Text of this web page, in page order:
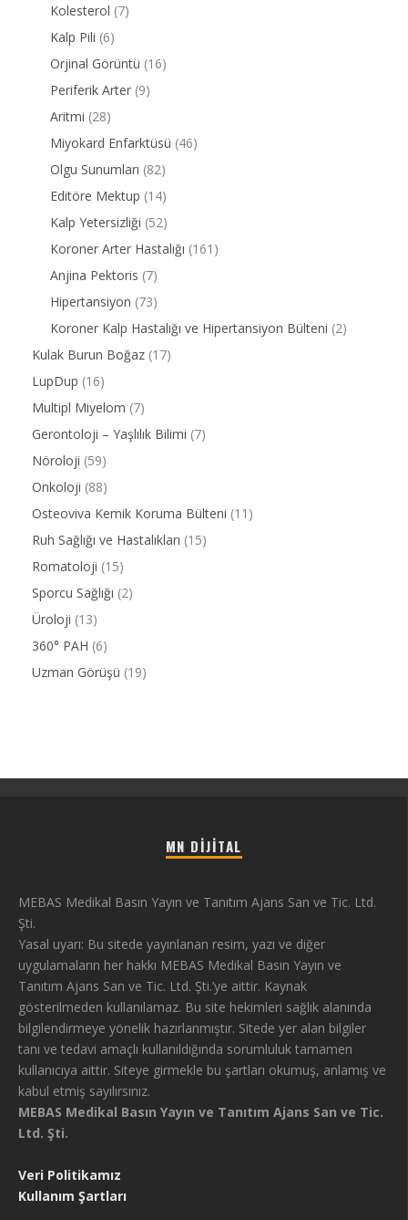
Kolesterol (7)
Kalp Pili (6)
Orjinal Görüntü (16)
Periferik Arter (9)
Aritmi (28)
Miyokard Enfarktüsü (46)
Olgu Sunumları (82)
Editöre Mektup (14)
Kalp Yetersizliği (52)
Koroner Arter Hastalığı (161)
Anjina Pektoris (7)
Hipertansiyon (73)
Koroner Kalp Hastalığı ve Hipertansiyon Bülteni (2)
Kulak Burun Boğaz (17)
LupDup (16)
Multipl Miyelom (7)
Gerontoloji – Yaşlılık Bilimi (7)
Nöroloji (59)
Onkoloji (88)
Osteoviva Kemik Koruma Bülteni (11)
Ruh Sağlığı ve Hastalıkları (15)
Romatoloji (15)
Sporcu Sağlığı (2)
Üroloji (13)
360° PAH (6)
Uzman Görüşü (19)
MN DIJITAL
MEBAS Medikal Basın Yayın ve Tanıtım Ajans San ve Tic. Ltd.
Şti.
Yasal uyarı: Bu sitede yayınlanan resim, yazı ve diğer
uygulamaların her hakkı MEBAS Medikal Basın Yayın ve
Tanıtım Ajans San ve Tic. Ltd. Şti.’ye aittir. Kaynak
gösterilmeden kullanılamaz. Bu site hekimleri sağlık alanında
bilgilendirmeye yönelik hazırlanmıştır. Sitede yer alan bilgiler
tanı ve tedavi amaçlı kullanıldığında sorumluluk tamamen
kullanıcıya aittir. Siteye girmekle bu şartları okumuş, anlamış ve
kabul etmiş sayılırsınız.
MEBAS Medikal Basın Yayın ve Tanıtım Ajans San ve Tic.
Ltd. Şti.
Veri Politikamız
Kullanım Şartları